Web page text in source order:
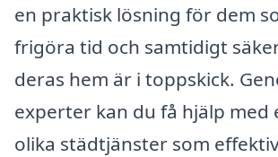
en praktisk lösning för dem
frigöra tid och samtidigt
deras hem är i toppskick.
experter kan du få hjälp med
olika städtjänster som